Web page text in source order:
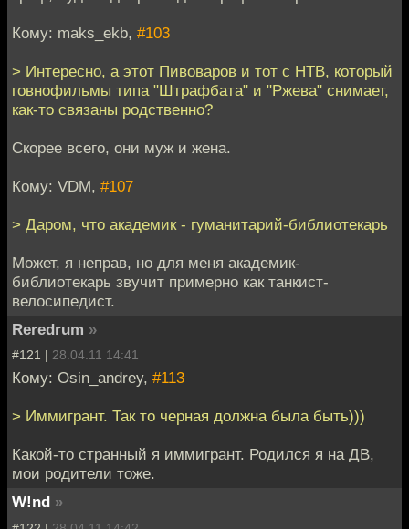
Кому: maks_ekb, #103
> Интересно, а этот Пивоваров и тот с НТВ, который
говнофильмы типа "Штрафбата" и "Ржева" снимает,
как-то связаны родственно?
Скорее всего, они муж и жена.
Кому: VDM, #107
> Даром, что академик - гуманитарий-библиотекарь
Может, я неправ, но для меня академик-
библиотекарь звучит примерно как танкист-
велосипедист.
Reredrum »
#121 | 28.04.11 14:41
Кому: Osin_andrey, #113
> Иммигрант. Так то черная должна была быть)))
Какой-то странный я иммигрант. Родился я на ДВ,
мои родители тоже.
W!nd »